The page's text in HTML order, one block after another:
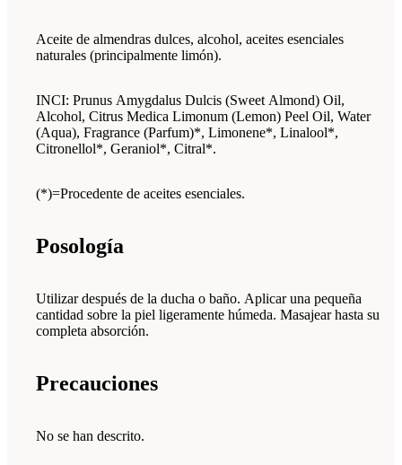
Aceite de almendras dulces, alcohol, aceites esenciales
naturales (principalmente limón).
INCI: Prunus Amygdalus Dulcis (Sweet Almond) Oil,
Alcohol, Citrus Medica Limonum (Lemon) Peel Oil, Water
(Aqua), Fragrance (Parfum)*, Limonene*, Linalool*,
Citronellol*, Geraniol*, Citral*.
(*)=Procedente de aceites esenciales.
Posología
Utilizar después de la ducha o baño. Aplicar una pequeña
cantidad sobre la piel ligeramente húmeda. Masajear hasta su
completa absorción.
Precauciones
No se han descrito.